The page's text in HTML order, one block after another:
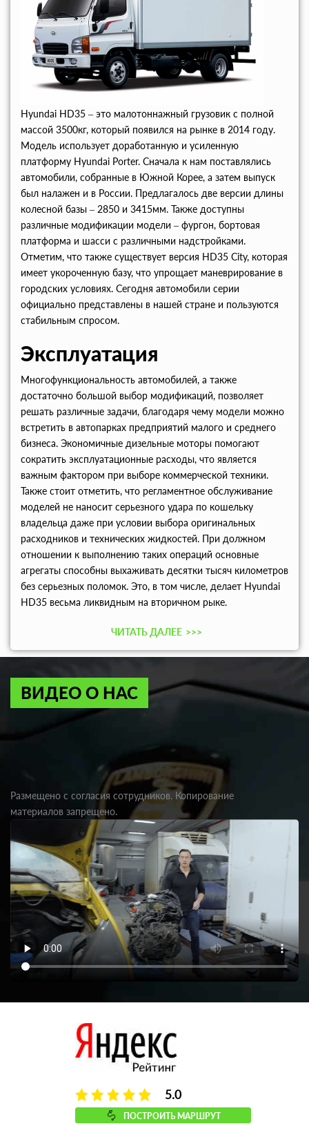
Hyundai HD35 – это малотоннажный грузовик с полной
массой 3500кг, который появился на рынке в 2014 году.
Модель использует доработанную и усиленную
платформу Hyundai Porter. Сначала к нам поставлялись
автомобили, собранные в Южной Корее, а затем выпуск
был налажен и в России. Предлагалось две версии длины
колесной базы – 2850 и 3415мм. Также доступны
различные модификации модели – фургон, бортовая
платформа и шасси с различными надстройками.
Отметим, что также существует версия HD35 City, которая
имеет укороченную базу, что упрощает маневрирование в
городских условиях. Сегодня автомобили серии
официально представлены в нашей стране и пользуются
стабильным спросом.
Эксплуатация
Многофункциональность автомобилей, а также
достаточно большой выбор модификаций, позволяет
решать различные задачи, благодаря чему модели можно
встретить в автопарках предприятий малого и среднего
бизнеса. Экономичные дизельные моторы помогают
сократить эксплуатационные расходы, что является
важным фактором при выборе коммерческой техники.
Также стоит отметить, что регламентное обслуживание
моделей не наносит серьезного удара по кошельку
владельца даже при условии выбора оригинальных
расходников и технических жидкостей. При должном
отношении к выполнению таких операций основные
агрегаты способны выхаживать десятки тысяч километров
без серьезных поломок. Это, в том числе, делает Hyundai
HD35 весьма ликвидным на вторичном рыке.
ЧИТАТЬ ДАЛЕЕ >>>
ВИДЕО О НАС
Размещено с согласия сотрудников. Копирование
материалов запрещено.
5.0
ПОСТРОИТЬ МАРШРУТ